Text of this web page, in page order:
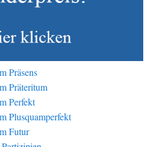
Präsens
Präteritum
Perfekt
Plusquamperfekt
Futur